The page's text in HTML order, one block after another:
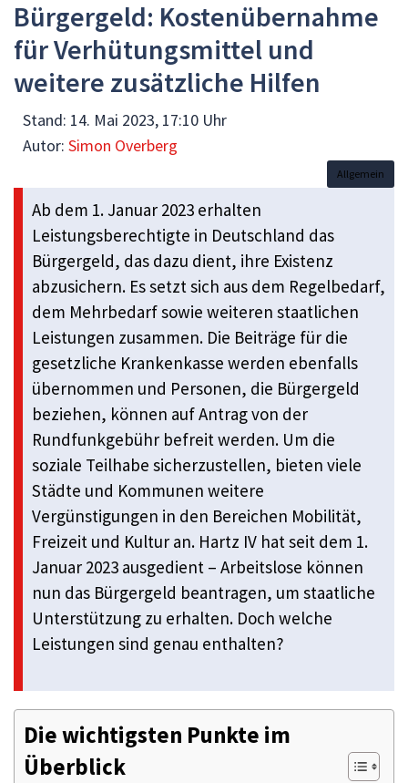
Bürgergeld: Kostenübernahme
für Verhütungsmittel und
weitere zusätzliche Hilfen
Stand: 14. Mai 2023, 17:10 Uhr
Autor: Simon Overberg
Allgemein
Ab dem 1. Januar 2023 erhalten
Leistungsberechtigte in Deutschland das
Bürgergeld, das dazu dient, ihre Existenz
abzusichern. Es setzt sich aus dem Regelbedarf,
dem Mehrbedarf sowie weiteren staatlichen
Leistungen zusammen. Die Beiträge für die
gesetzliche Krankenkasse werden ebenfalls
übernommen und Personen, die Bürgergeld
beziehen, können auf Antrag von der
Rundfunkgebühr befreit werden. Um die
soziale Teilhabe sicherzustellen, bieten viele
Städte und Kommunen weitere
Vergünstigungen in den Bereichen Mobilität,
Freizeit und Kultur an. Hartz IV hat seit dem 1.
Januar 2023 ausgedient – Arbeitslose können
nun das Bürgergeld beantragen, um staatliche
Unterstützung zu erhalten. Doch welche
Leistungen sind genau enthalten?
Die wichtigsten Punkte im
Überblick